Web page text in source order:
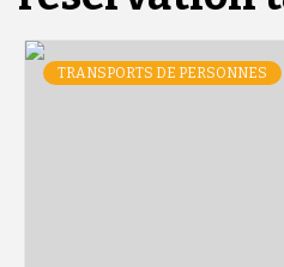
TRANSPORTS DE PERSONNES